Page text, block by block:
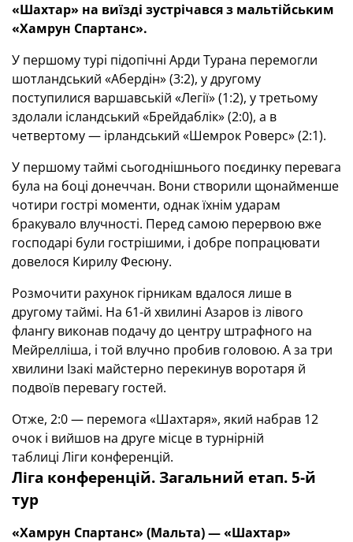
«Шахтар» на виїзді зустрічався з мальтійським
«Хамрун Спартанс».
У першому турі підопічні Арди Турана перемогли
шотландський «Абердін» (3:2), у другому
поступилися варшавській «Легії» (1:2), у третьому
здолали ісландський «Брейдаблік» (2:0), а в
четвертому — ірландський «Шемрок Роверс» (2:1).
У першому таймі сьогоднішнього поєдинку перевага
була на боці донеччан. Вони створили щонайменше
чотири гострі моменти, однак їхнім ударам
бракувало влучності. Перед самою перервою вже
господарі були гострішими, і добре попрацювати
довелося Кирилу Фесюну.
Розмочити рахунок гірникам вдалося лише в
другому таймі. На 61-й хвилині Азаров із лівого
флангу виконав подачу до центру штрафного на
Мейрелліша, і той влучно пробив головою. А за три
хвилини Ізакі майстерно перекинув воротаря й
подвоїв перевагу гостей.
Отже, 2:0 — перемога «Шахтаря», який набрав 12
очок і вийшов на друге місце в турнірній
таблиці Ліги конференцій.
Ліга конференцій. Загальний етап. 5-й
тур
«Хамрун Спартанс» (Мальта) — «Шахтар»